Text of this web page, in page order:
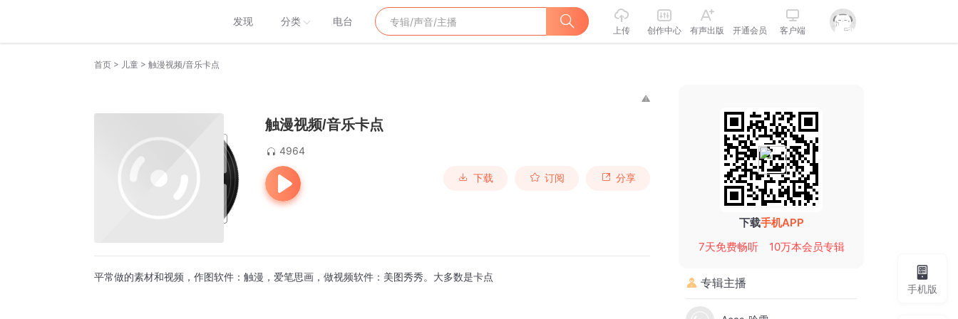
发现 分类 电台
上传 创作中心 有声出版 开通会员 客户端
首页 > 儿童 > 触漫视频/音乐卡点
触漫视频/音乐卡点
4964
下载 订阅 分享
平常做的素材和视频，作图软件：触漫，爱笔思画，做视频软件：美图秀秀。大多数是卡点
下载手机APP
7天免费畅听
10万本会员专辑
专辑主播 手机版